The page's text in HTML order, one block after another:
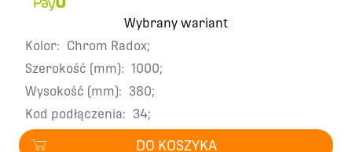
Wybrany wariant
Kolor: Chrom Radox;
Szerokość (mm): 1000;
Wysokość (mm): 380;
Kod podłączenia: 34;
DO KOSZYKA